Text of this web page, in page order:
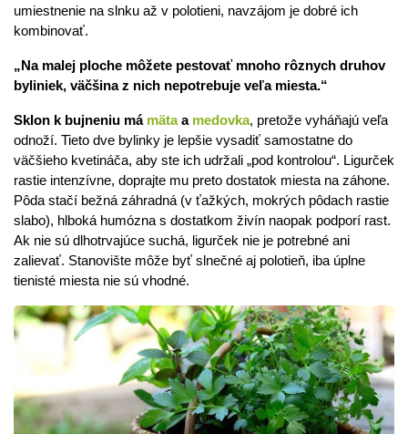
umiestnenie na slnku až v polotieni, navzájom je dobré ich
kombinovať.
„Na malej ploche môžete pestovať mnoho rôznych druhov
byliniek, väčšina z nich nepotrebuje veľa miesta.“
Sklon k bujneniu má mätaa medovka, pretože vyháňajú veľa
odnoží. Tieto dve bylinky je lepšie vysadiť samostatne do
väčšieho kvetináča, aby ste ich udržali „pod kontrolou“. Ligurček
rastie intenzívne, doprajte mu preto dostatok miesta na záhone.
Pôda stačí bežná záhradná (v ťažkých, mokrých pôdach rastie
slabo), hlboká humózna s dostatkom živín naopak podporí rast.
Ak nie sú dlhotrvajúce suchá, ligurček nie je potrebné ani
zalievať. Stanovište môže byť slnečné aj polotieň, iba úplne
tienisté miesta nie sú vhodné.